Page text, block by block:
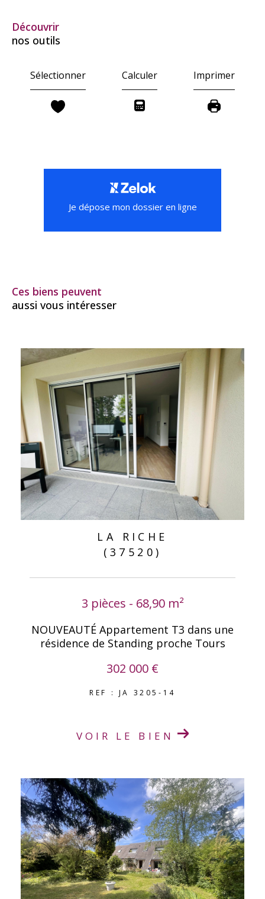
découvrir
nos outils
Sélectionner Calculer Imprimer
Je dépose mon dossier en ligne
Ces biens peuvent
aussi vous intéresser
LA RICHE
(37520)
3 pièces - 68,90 m²
NOUVEAUTÉ Appartement T3 dans une
résidence de Standing proche Tours
302 000 €
REF : JA 3205-14
VOIR LE BIEN